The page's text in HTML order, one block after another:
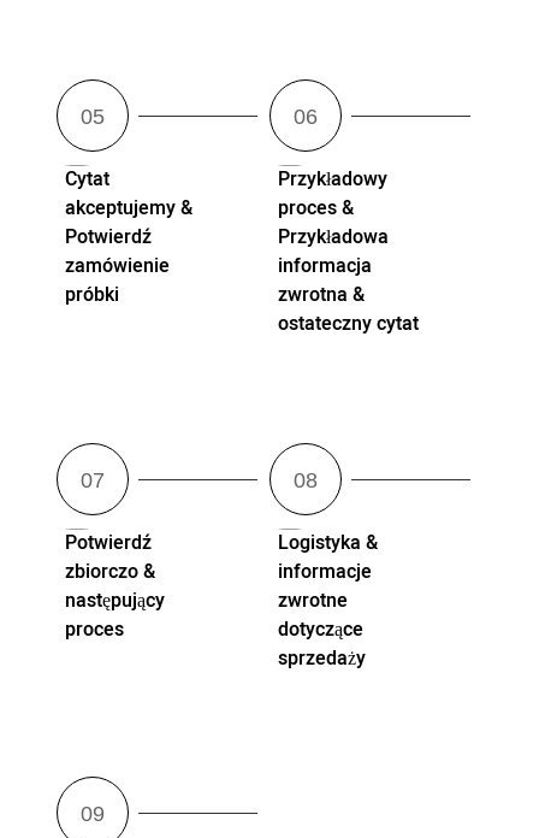
Cytat
akceptujemy &
Potwierdź
zamówienie
próbki
Przykładowy
proces &
Przykładowa
informacja
zwrotna &
ostateczny cytat
Potwierdź
zbiorczo &
następujący
proces
Logistyka &
informacje
zwrotne
dotyczące
sprzedaży